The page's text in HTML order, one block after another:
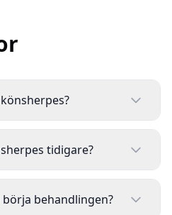
tidigare?
behandlingen?